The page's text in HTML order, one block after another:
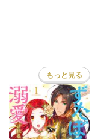
が多々あって、残念
主人公のマリーは、
て驚く。
さも相まって大変な
こしいことになって
ず、父親がダメなん
もっと見る